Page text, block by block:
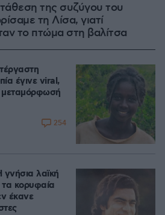
της συζύγου του
τη Λίσα, γιατί
το πτώμα στη βαλίτσα
έγινε viral,
μεταμόρφωσή
254
λαϊκή
κορυφαία
έκανε